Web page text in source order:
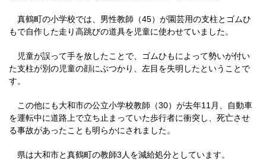
真鶴町の小学校では、男性教師（45）が園芸用の支柱とゴムひ
もで自作した走り高跳びの道具を児童に使わせていました。
児童が誤って手を放したことで、ゴムひもによって勢いが付い
た支柱が別の児童の顔にぶつかり、左目を失明したということで
す。
この他にも大和市の公立小学校教師（30）が去年11月、自動車
を運転中に道路上で立ち止まっていた歩行者に衝突し、死亡させ
る事故があったことも明らかにされました。
県は大和市と真鶴町の教師3人を減給処分としています。